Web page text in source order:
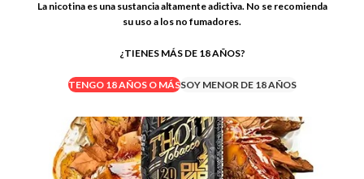
La nicotina es una sustancia altamente adictiva. No se recomienda
su uso a los no fumadores.
¿TIENES MÁS DE 18 AÑOS?
TENGO 18 AÑOS O MÁSSOY MENOR DE 18 AÑOS